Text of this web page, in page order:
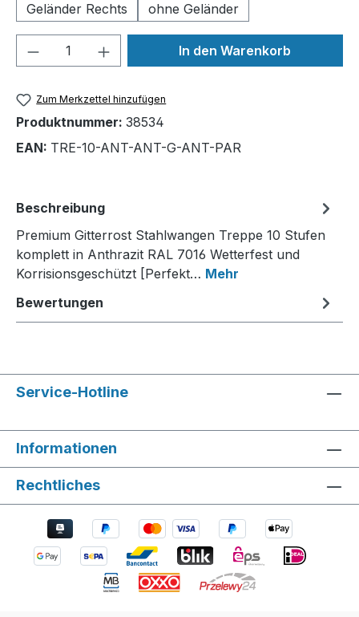
Geländer Rechts
ohne Geländer
Produkt Anzahl: Gib denIn den Warenkorb
Zum Merkzettel hinzufügen
Produktnummer: 38534
EAN: TRE-10-ANT-ANT-G-ANT-PAR
Beschreibung
Premium Gitterrost Stahlwangen Treppe 10 Stufen
komplett in Anthrazit RAL 7016 Wetterfest und
Korrisionsgeschützt [Perfekt… Mehr
Bewertungen
Service-Hotline
Informationen
Rechtliches